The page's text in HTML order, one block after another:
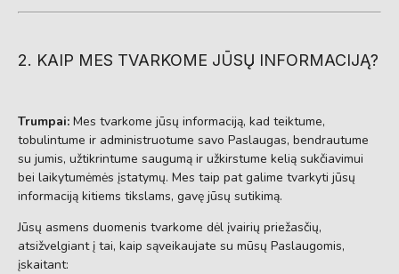
2. KAIP MES TVARKOME JŪSŲ INFORMACIJĄ?
Trumpai: Mes tvarkome jūsų informaciją, kad teiktume,
tobulintume ir administruotume savo Paslaugas, bendrautume
su jumis, užtikrintume saugumą ir užkirstume kelią sukčiavimui
bei laikytumėmės įstatymų. Mes taip pat galime tvarkyti jūsų
informaciją kitiems tikslams, gavę jūsų sutikimą.
Jūsų asmens duomenis tvarkome dėl įvairių priežasčių,
atsižvelgiant į tai, kaip sąveikaujate su mūsų Paslaugomis,
įskaitant: